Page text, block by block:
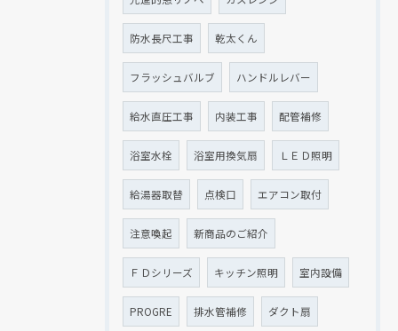
防水長尺工事 乾太くん
フラッシュバルブ ハンドルレバー
給水直圧工事 内装工事 配管補修
浴室水栓 浴室用換気扇 ＬＥＤ照明
給湯器取替 点検口 エアコン取付
注意喚起 新商品のご紹介
ＦＤシリーズ キッチン照明 室内設備
PROGRE 排水管補修 ダクト扇